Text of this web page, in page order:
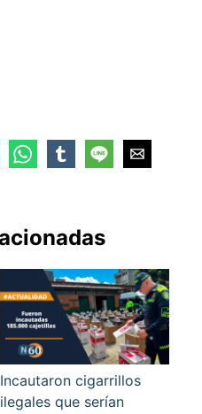
Incautaron cigarrillos
ilegales que serían